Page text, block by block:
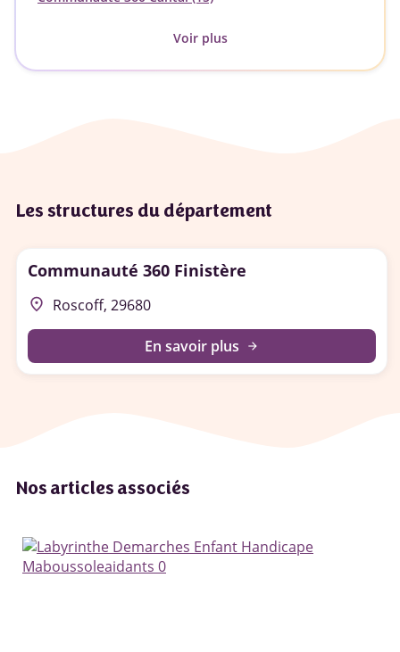
Voir plus
Les structures du département
Communauté 360 Finistère
place Roscoff, 29680
En savoir plus arrow_forward
Nos articles associés